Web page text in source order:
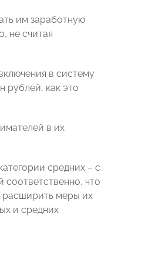
им заработную
не считая
в систему
рублей, как это
в их
средних – с
что
расширить меры их
и средних